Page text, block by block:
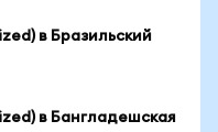
в Бразильский
в Бангладешская